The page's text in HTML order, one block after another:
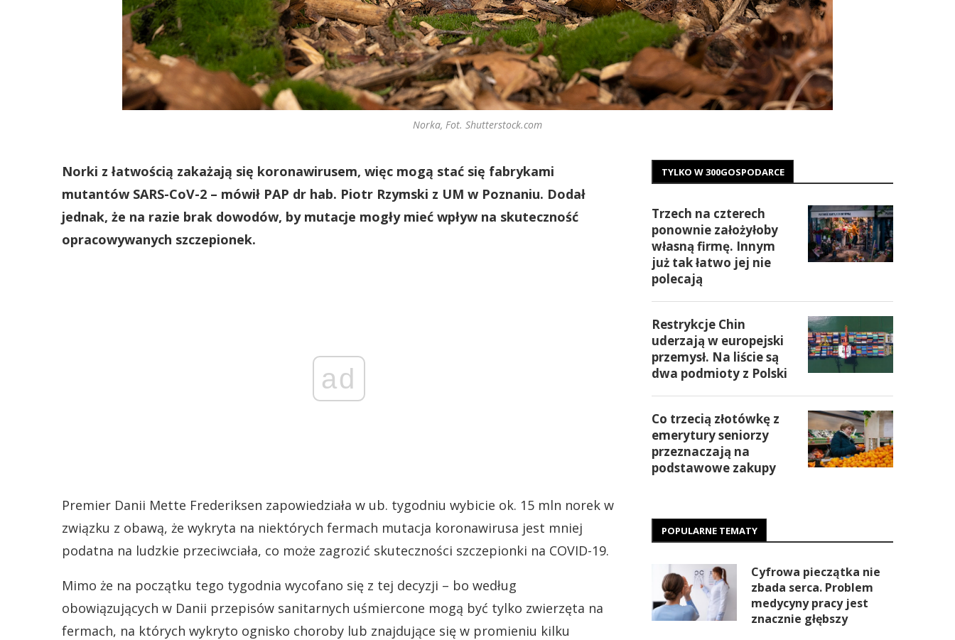
Norka, Fot. Shutterstock.com
Norki z łatwością zakażają się koronawirusem, więc mogą stać się fabrykami
mutantów SARS-CoV-2 – mówił PAP dr hab. Piotr Rzymski z UM w Poznaniu. Dodał
jednak, że na razie brak dowodów, by mutacje mogły mieć wpływ na skuteczność
opracowywanych szczepionek.
ad
Premier Danii Mette Frederiksen zapowiedziała w ub. tygodniu wybicie ok. 15 mln norek w
związku z obawą, że wykryta na niektórych fermach mutacja koronawirusa jest mniej
podatna na ludzkie przeciwciała, co może zagrozić skuteczności szczepionki na COVID-19.
Mimo że na początku tego tygodnia wycofano się z tej decyzji – bo według
obowiązujących w Danii przepisów sanitarnych uśmiercone mogą być tylko zwierzęta na
fermach, na których wykryto ognisko choroby lub znajdujące się w promieniu kilku
TYLKO W 300GOSPODARCE
Trzech na czterech
ponownie założyłoby
własną firmę. Innym
już tak łatwo jej nie
polecają
Restrykcje Chin
uderzają w europejski
przemysł. Na liście są
dwa podmioty z Polski
Co trzecią złotówkę z
emerytury seniorzy
przeznaczają na
podstawowe zakupy
POPULARNE TEMATY
Cyfrowa pieczątka nie
zbada serca. Problem
medycyny pracy jest
znacznie głębszy